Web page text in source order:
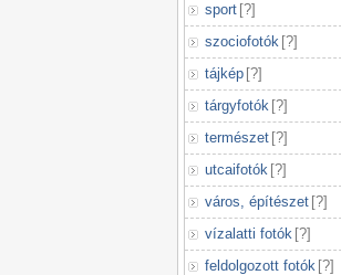
sport [?]
szociofotók [?]
tájkép [?]
tárgyfotók [?]
természet [?]
utcaifotók [?]
város, építészet [?]
vízalatti fotók [?]
feldolgozott fotók [?]